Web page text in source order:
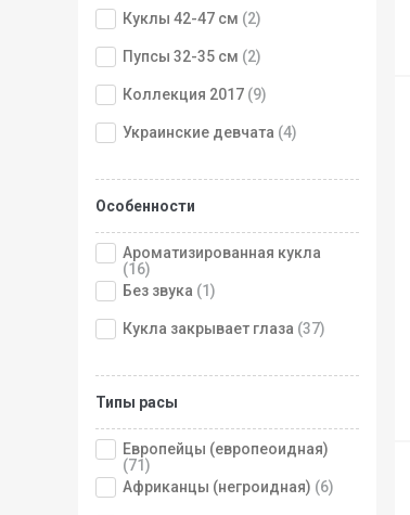
Куклы 42-47 см (2)
Пупсы 32-35 см (2)
Коллекция 2017 (9)
Украинские девчата (4)
Особенности
Ароматизированная кукла
(16)
Без звука (1)
Кукла закрывает глаза (37)
Типы расы
Европейцы (европеоидная)
(71)
Африканцы (негроидная) (6)